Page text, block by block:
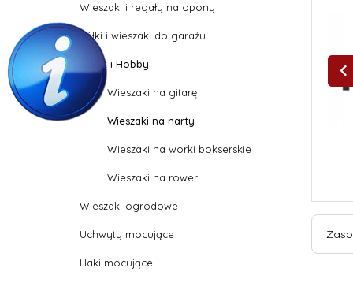
Wieszaki i regały na opony
Półki i wieszaki do garażu
Sport i Hobby
Wieszaki na gitarę
Wieszaki na narty
Wieszaki na worki bokserskie
Wieszaki na rower
Wieszaki ogrodowe
Uchwyty mocujące
Haki mocujące